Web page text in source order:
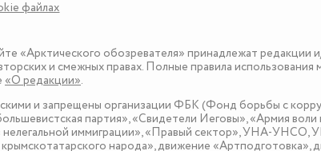
файлах
«Арктического обозревателя» принадлежат редакции
и смежных правах. Полные правила использования
«О редакции».
и запрещены организации ФБК (Фонд борьбы с
партия», «Свидетели Иеговы», «Армия воли
иммиграции», «Правый сектор», УНА-УНСО,
народа», движение «Артподготовка»,